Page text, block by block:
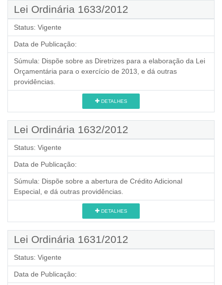
Lei Ordinária 1633/2012
Status: Vigente
Data de Publicação:
Súmula: Dispõe sobre as Diretrizes para a elaboração da Lei
Orçamentária para o exercício de 2013, e dá outras
providências.
DETALHES
Lei Ordinária 1632/2012
Status: Vigente
Data de Publicação:
Súmula: Dispõe sobre a abertura de Crédito Adicional
Especial, e dá outras providências.
DETALHES
Lei Ordinária 1631/2012
Status: Vigente
Data de Publicação: